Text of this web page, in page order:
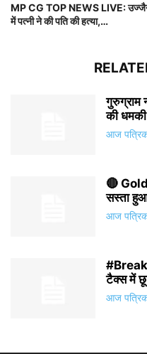
MP CG TOP NEWS LIVE:
में पत्नी ने की पति की हत्या,…
गुरुग्राम
की
आज
🔴
सस्ता हुआ
आज
टैक्स में
आज